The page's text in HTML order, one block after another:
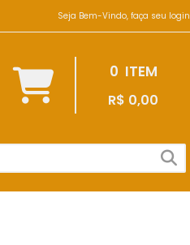
Seja Bem-Vindo, faça seu login
0 ITEM
R$ 0,00